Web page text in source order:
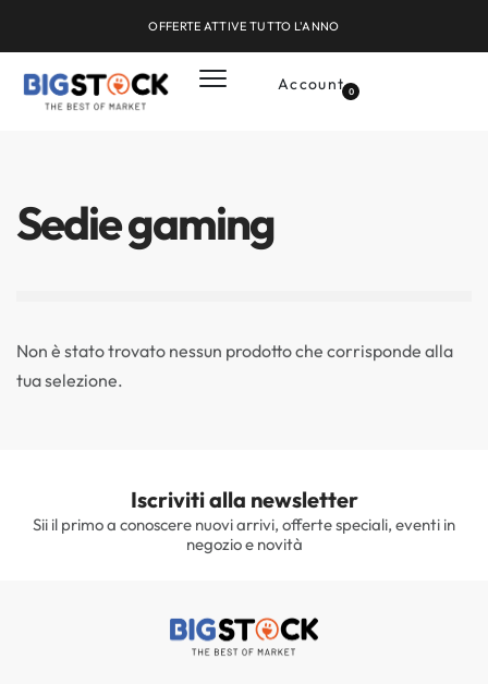
OFFERTE ATTIVE TUTTO L'ANNO
Account 0
Sedie gaming
Non è stato trovato nessun prodotto che corrisponde alla
tua selezione.
Iscriviti alla newsletter
Sii il primo a conoscere nuovi arrivi, offerte speciali, eventi in
negozio e novità